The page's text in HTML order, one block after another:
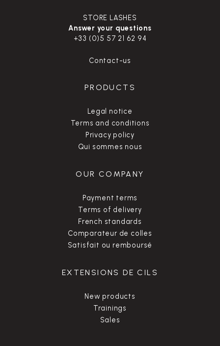
STORE LASHES
Answer your questions
+33 (0)5 57 21 62 94
Contact-us
PRODUCTS
Legal notice
Terms and conditions
Privacy policy
Qui sommes nous
OUR COMPANY
Payment terms
Terms of delivery
French standards
Comparateur de colles
Satisfait ou remboursé
EXTENSIONS DE CILS
New products
Trainings
Sales